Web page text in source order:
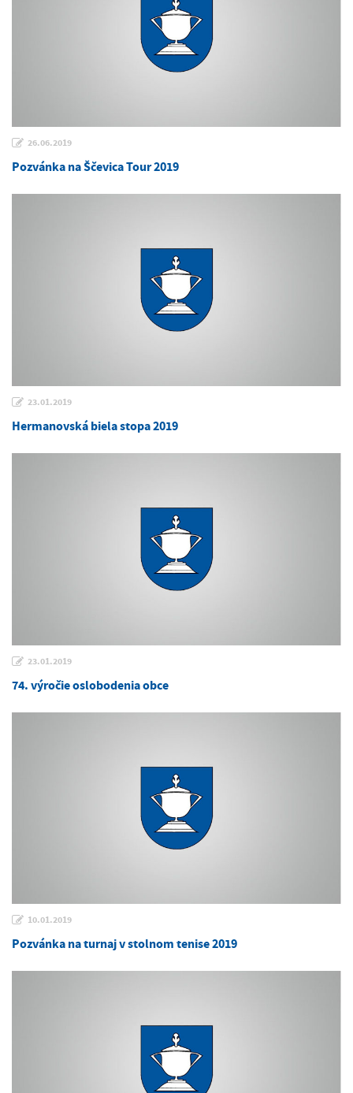
26.06.2019
Pozvánka na Ščevica Tour 2019
23.01.2019
Hermanovská biela stopa 2019
23.01.2019
74. výročie oslobodenia obce
10.01.2019
Pozvánka na turnaj v stolnom tenise 2019